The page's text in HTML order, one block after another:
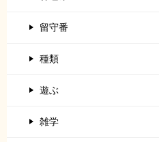
留守番
種類
遊ぶ
雑学